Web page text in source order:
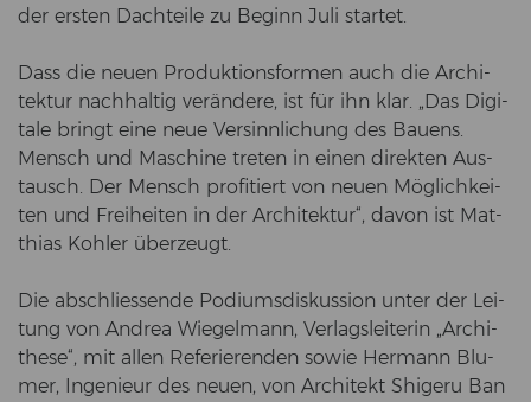
der ers­ten Dach­tei­le zu Be­ginn Juli star­tet.
Dass die neuen Pro­duk­ti­ons­for­men auch die Ar­chi­
tek­tur nach­hal­tig ver­än­de­re, ist für ihn klar. „Das Di­gi­
ta­le bringt eine neue Ver­sinn­li­chung des Bau­ens.
Mensch und Ma­schi­ne tre­ten in einen di­rek­ten Aus­
tausch. Der Mensch pro­fi­tiert von neuen Mög­lich­kei­
ten und Frei­hei­ten in der Ar­chi­tek­tur“, davon ist Mat­
thi­as Koh­ler über­zeugt.
Die ab­schlies­sen­de Po­di­ums­dis­kus­si­on unter der Lei­
tung von An­drea Wie­gel­mann, Ver­lags­lei­te­rin „Ar­chi­
the­se“, mit allen Re­fe­rie­ren­den sowie Her­mann Blu­
mer, In­ge­nieur des neuen, von Ar­chi­tekt Shi­ge­ru Ban